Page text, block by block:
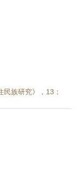
民族研究》，13：